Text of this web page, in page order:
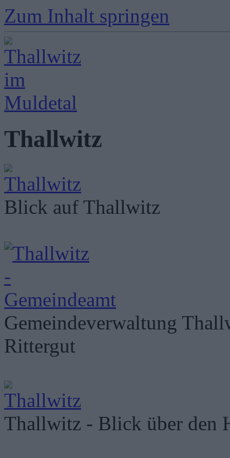
Zum Inhalt springen
Thallwitz
Blick auf Thallwitz
Gemeindeverwaltung
Rittergut
Thallwitz - Blick über den